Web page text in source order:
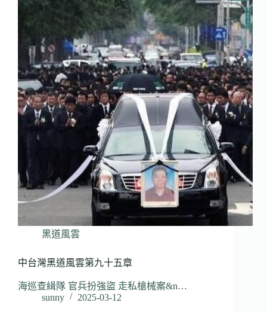
黑道風雲
中台灣黑道風雲第九十五章
海巡查緝隊 官兵扮強盜 走私槍械案&n…
sunny
2025-03-12